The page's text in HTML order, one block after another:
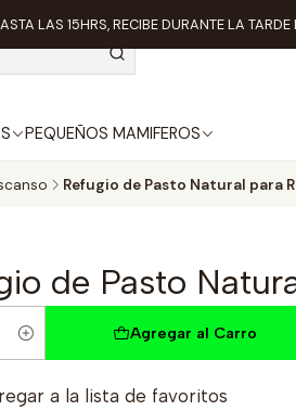
PEQUEÑOS MAMIFEROS
LAS 15HRS, RECIBE DURANTE LA
Refugio de Pasto Natural para
de Pasto
Agregar al Carro
a la lista de favoritos